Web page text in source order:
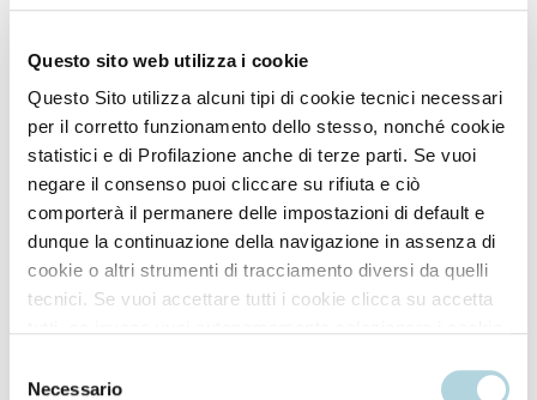
Questo sito web utilizza i cookie
Questo Sito utilizza alcuni tipi di cookie tecnici necessari
per il corretto funzionamento dello stesso, nonché cookie
statistici e di Profilazione anche di terze parti. Se vuoi
negare il consenso puoi cliccare su rifiuta e ciò
comporterà il permanere delle impostazioni di default e
dunque la continuazione della navigazione in assenza di
cookie o altri strumenti di tracciamento diversi da quelli
tecnici. Se vuoi accettare tutti i cookie clicca su accetta
più consulta la
delNecessario
01/07/2025
Hair Sunscreen: The Trick for Healthy Hair, Even at
the Seaside